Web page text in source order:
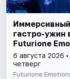
Иммерсивный
гастро-ужин
Futurione
6 августа 2026 •
четверг
Futurione